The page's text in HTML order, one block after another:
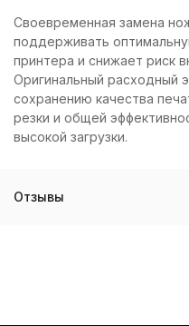
Своевременная замена
поддерживать
принтера и снижает риск
Оригинальный расходный
сохранению качества
резки и общей
высокой загрузки.
Отзывы